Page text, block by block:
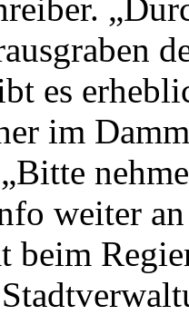
es
im
weiter
beim